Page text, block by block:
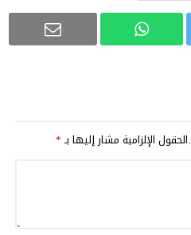
الحقول الإلزامية مشار إليها بـ*